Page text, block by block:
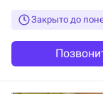
Закрыто до